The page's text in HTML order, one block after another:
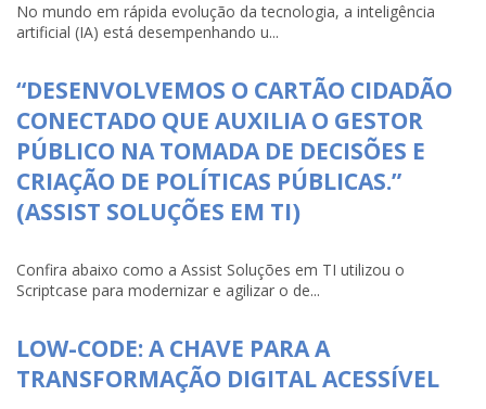
No mundo em rápida evolução da tecnologia, a inteligência
artificial (IA) está desempenhando u...
“DESENVOLVEMOS O CARTÃO CIDADÃO
CONECTADO QUE AUXILIA O GESTOR
PÚBLICO NA TOMADA DE DECISÕES E
CRIAÇÃO DE POLÍTICAS PÚBLICAS.”
(ASSIST SOLUÇÕES EM TI)
Confira abaixo como a Assist Soluções em TI utilizou o
Scriptcase para modernizar e agilizar o de...
LOW-CODE: A CHAVE PARA A
TRANSFORMAÇÃO DIGITAL ACESSÍVEL